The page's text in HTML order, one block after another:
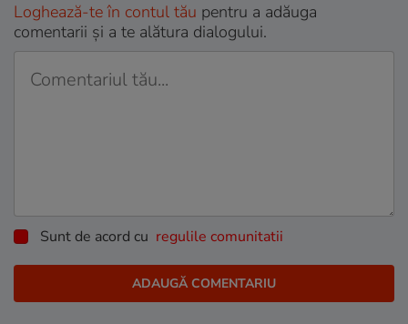
Loghează-te în contul tău pentru a adăuga
comentarii și a te alătura dialogului.
Sunt de acord cu regulile comunitatii